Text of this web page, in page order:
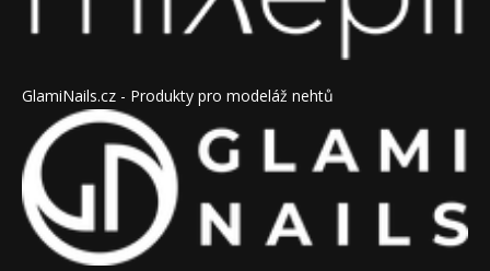
GlamiNails.cz - Produkty pro modeláž nehtů